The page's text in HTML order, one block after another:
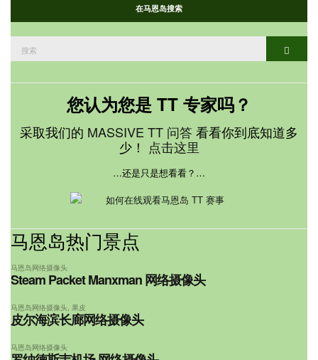
在马恩岛搜索
索：
您认为您是 TT 专家吗？
采取我们的 MASSIVE TT 问答 看看你到底知道多
少！ 点击这里
…还是只是想看看？…
马恩岛热门景点
马恩岛网络摄像头
Steam Packet Manxman 网络摄像头
马恩岛网络摄像头 果皮
皮尔海滨长廊网络摄像头
马恩岛网络摄像头